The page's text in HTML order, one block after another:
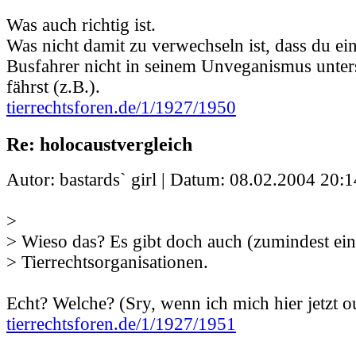
Was auch richtig ist.
Was nicht damit zu verwechseln ist, dass du
Busfahrer nicht in seinem Unveganismus
fährst (z.B.).
tierrechtsforen.de/1/1927/1950
Re: holocaustvergleich
Autor: bastards` girl | Datum: 08.02.2004
>
> Wieso das? Es gibt doch auch (zumindest
> Tierrechtsorganisationen.
Echt? Welche? (Sry, wenn ich mich hier jetzt
tierrechtsforen.de/1/1927/1951